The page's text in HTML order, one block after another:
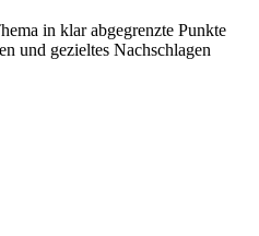
in klar abgegrenzte Punkte
und gezieltes Nachschlagen